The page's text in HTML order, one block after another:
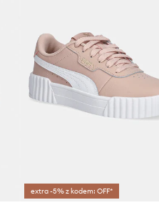
extra -5% z kodem: OFF*